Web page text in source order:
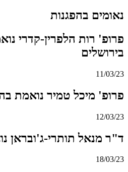
נאומים בהפגנות
פרופ' רות הלפרין-קדרי
בירושלים
11/03/23
פרופ' מיכל טמיר נואמת
12/03/23
ד"ר מנאל תותרי-ג'ובראן
18/03/23